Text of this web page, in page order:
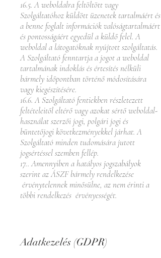
16.5. A weboldalra feltöltött vagy
Szolgáltatóhoz küldött üzenetek tartalmáért és
a benne foglalt információk valóságtartalmáért
és pontosságáért egyedül a küldő felel. A
weboldal a látogatóknak nyújtott szolgáltatás.
A Szolgáltató fenntartja a jogot a weboldal
tartalmának indoklás és értesítés nélküli
bármely időpontban történő módosítására
vagy kiegészítésére.
16.6. A Szolgáltató fentiekben részletezett
feltételeitől eltérő vagy azokat sértő weboldal-
használat szerzői jogi, polgári jogi és
büntetőjogi következményekkel járhat. A
Szolgáltató minden tudomására jutott
jogsértéssel szemben fellép.
17.. Amennyiben a hatályos jogszabályok
szerint az ÁSZF bármely rendelkezése
érvénytelennek minősülne, az nem érinti a
többi rendelkezés érvényességét.
Adatkezelés (GDPR)